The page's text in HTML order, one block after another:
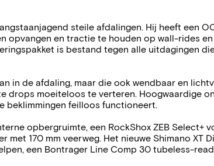
steile afdalingen. Hij heeft een
en tractie te houden op wall-rides en
is bestand tegen alle uitdagingen
in de afdaling, maar die ook wendbaar en
drops moeiteloos te verteren. Hoogwaardige
beklimmingen feilloos functioneert.
opbergruimte, een RockShox ZEB Select+
170 mm veerweg. Het nieuwe Shimano
een Bontrager Line Comp 30 tubeless-